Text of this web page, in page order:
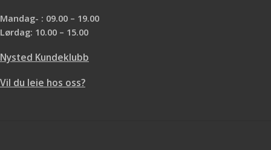
Mandag- : 09.00 – 19.00
Lørdag: 10.00 – 15.00
Nysted Kundeklubb
Vil du leie hos oss?